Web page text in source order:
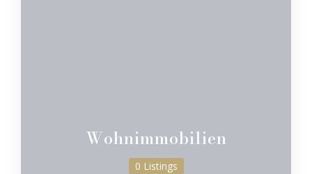
Wohnimmobilien
0 Listings